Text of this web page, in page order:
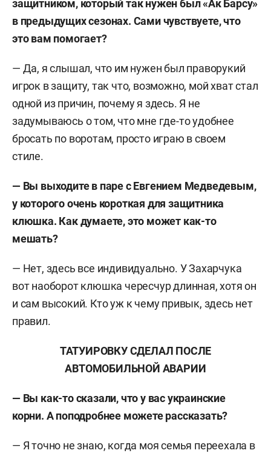
защитником, который так нужен был «Ак Барсу»
в предыдущих сезонах. Сами чувствуете, что
это вам помогает?
— Да, я слышал, что им нужен был праворукий
игрок в защиту, так что, возможно, мой хват стал
одной из причин, почему я здесь. Я не
задумываюсь о том, что мне где-то удобнее
бросать по воротам, просто играю в своем
стиле.
— Вы выходите в паре с Евгением Медведевым,
у которого очень короткая для защитника
клюшка. Как думаете, это может как-то
мешать?
— Нет, здесь все индивидуально. У Захарчука
вот наоборот клюшка чересчур длинная, хотя он
и сам высокий. Кто уж к чему привык, здесь нет
правил.
ТАТУИРОВКУ СДЕЛАЛ ПОСЛЕ
АВТОМОБИЛЬНОЙ АВАРИИ
— Вы как-то сказали, что у вас украинские
корни. А поподробнее можете рассказать?
— Я точно не знаю, когда моя семья переехала в